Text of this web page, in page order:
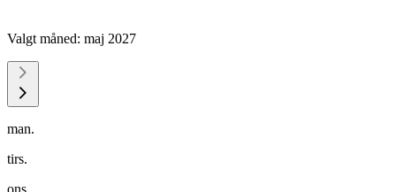
Valgt måned: maj 2027
man.
tirs.
ons.